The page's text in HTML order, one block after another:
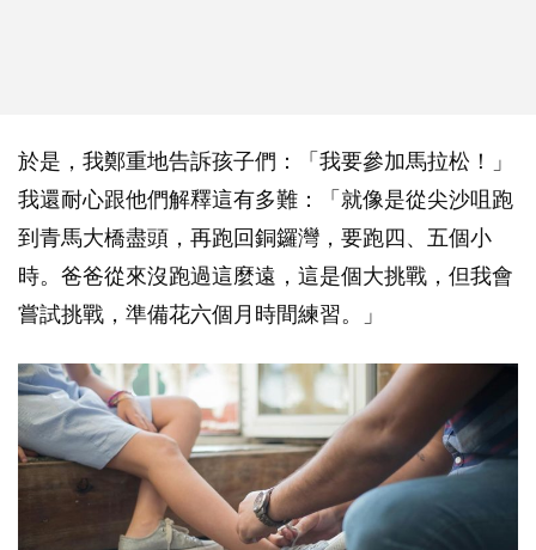
於是，我鄭重地告訴孩子們：「我要參加馬拉松！」
我還耐心跟他們解釋這有多難：「就像是從尖沙咀跑
到青馬大橋盡頭，再跑回銅鑼灣，要跑四、五個小
時。爸爸從來沒跑過這麼遠，這是個大挑戰，但我會
嘗試挑戰，準備花六個月時間練習。」